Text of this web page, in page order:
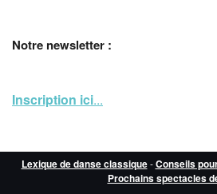
Notre newsletter :
Inscription ici...
Lexique de danse classique-Conseils
Prochains spectacles